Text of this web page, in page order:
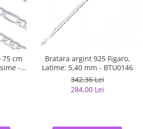
cm
-
Bratara argint 925 Figaro,
Latime: 5,40 mm - BTU0146
342,36 Lei
284,00 Lei